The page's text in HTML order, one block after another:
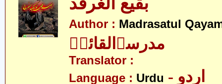
Author : Madrasatul
مدرسۃالقائمؑ
Translator :
Language : Urdu - اردو